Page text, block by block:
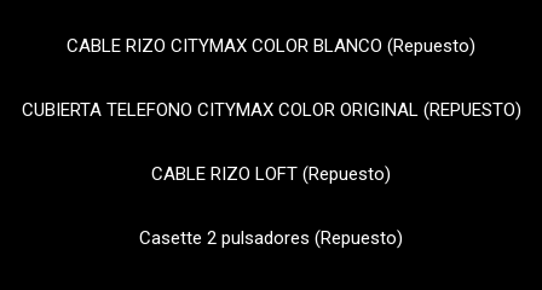
CABLE RIZO CITYMAX COLOR BLANCO (Repuesto)
CUBIERTA TELEFONO CITYMAX COLOR ORIGINAL (REPUESTO)
CABLE RIZO LOFT (Repuesto)
Casette 2 pulsadores (Repuesto)